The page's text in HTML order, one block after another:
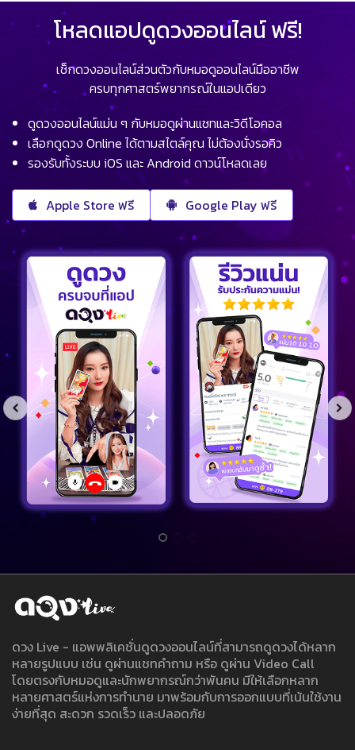
โหลดแอปดูดวงออนไลน์ ฟรี!
เช็กดวงออนไลน์ส่วนตัวกับหมอดูออนไลน์มืออาชีพ
ครบทุกศาสตร์พยากรณ์ในแอปเดียว
ดูดวงออนไลน์แม่น ๆ กับหมอดูผ่านแชทและวิดีโอคอล
เลือกดูดวง Online ได้ตามสไตล์คุณ ไม่ต้องนั่งรอคิว
รองรับทั้งระบบ iOS และ Android ดาวน์โหลดเลย
Apple Store ฟรี Google Play ฟรี
ดวง Live - แอพพลิเคชั่นดูดวงออนไลน์ที่สามารถดูดวงได้หลาก
หลายรูปแบบ เช่น ดูผ่านแชทคำถาม หรือ ดูผ่าน Video Call
โดยตรงกับหมอดูและนักพยากรณ์กว่าพันคน มีให้เลือกหลาก
หลายศาสตร์แห่งการทำนาย มาพร้อมกับการออกแบบที่เน้นใช้งาน
ง่ายที่สุด สะดวก รวดเร็ว และปลอดภัย